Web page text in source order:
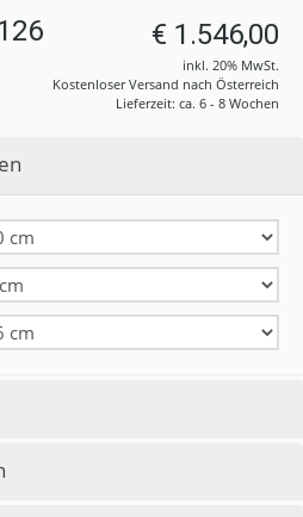
€ 1.546,00
inkl. 20% MwSt.
Kostenloser Versand nach Österreich
Lieferzeit: ca. 6 - 8 Wochen